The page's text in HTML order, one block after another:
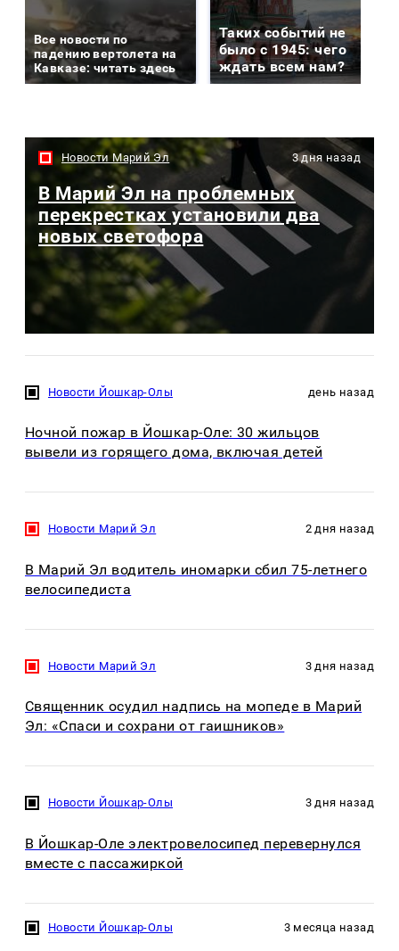
Все новости по
падению вертолета на
Кавказе: читать здесь
Таких событий не
было с 1945: чего
ждать всем нам?
Новости Марий Эл 3 дня назад
В Марий Эл на проблемных
перекрестках установили два
новых светофора
Новости Йошкар-Олы день назад
Ночной пожар в Йошкар-Оле: 30 жильцов
вывели из горящего дома, включая детей
Новости Марий Эл 2 дня назад
В Марий Эл водитель иномарки сбил 75-летнего
велосипедиста
Новости Марий Эл 3 дня назад
Священник осудил надпись на мопеде в Марий
Эл: «Спаси и сохрани от гаишников»
Новости Йошкар-Олы 3 дня назад
В Йошкар-Оле электровелосипед перевернулся
вместе с пассажиркой
Новости Йошкар-Олы 3 месяца назад